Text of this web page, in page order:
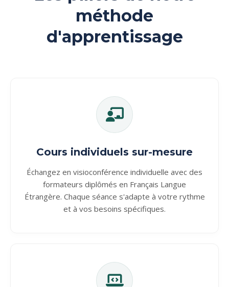
méthode
d'apprentissage
Cours individuels sur-mesure
Échangez en visioconférence individuelle avec des
formateurs diplômés en Français Langue
Étrangère. Chaque séance s'adapte à votre rythme
et à vos besoins spécifiques.